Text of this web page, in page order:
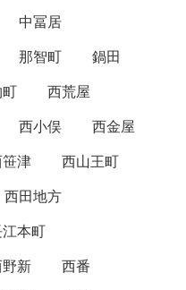
中冨居
那智町
鍋田
西荒屋
西小俣
西金屋
津
西山王町
西田地方
本町
新
西番